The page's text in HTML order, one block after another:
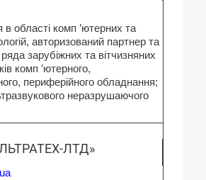
в області комп ’ютерних та
авторизований партнер та
зарубіжних та вітчизняних
комп ’ютерного,
периферійного обладнання;
неразрушаючого
ЛТД»